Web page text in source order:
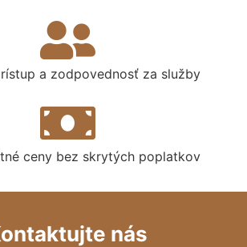
a zodpovednosť za služby
ceny bez skrytých poplatkov
nás